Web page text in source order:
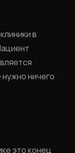
в
ничего
это конец